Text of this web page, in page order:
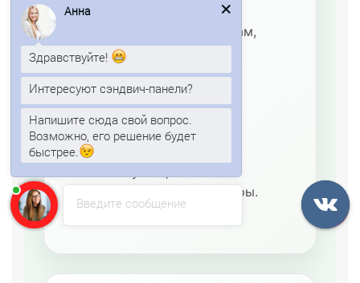
Формат используют там,
где нужно сократить
потери тепла без
массивной облицовки.
Подходящая толщина
зависит от назначения
требуемой температуры.
Введите сообщение
Анна
Здравствуйте!
Интересуют сэндвич-панели?
Напишите сюда свой вопрос.
Возможно, его решение будет
быстрее.